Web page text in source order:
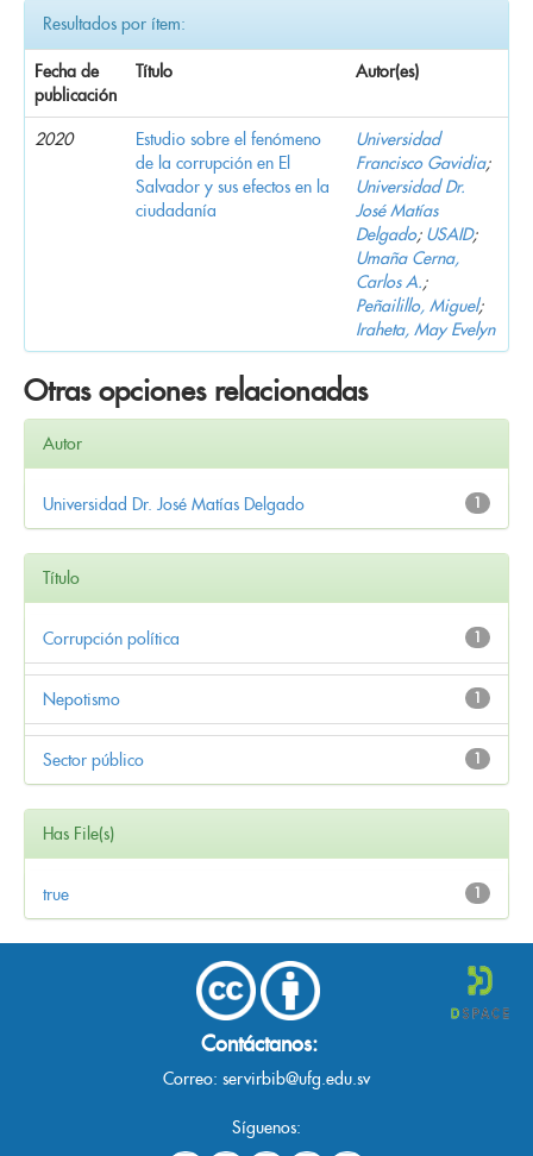
Resultados por ítem:
Fecha de
publicación
Título Autor(es)
2020
Estudio sobre el fenómeno
de la corrupción en El
Salvador y sus efectos en la
ciudadanía
Universidad
Francisco Gavidia;
Universidad Dr.
José Matías
Delgado; USAID;
Umaña Cerna,
Carlos A.;
Peñailillo, Miguel;
Iraheta, May Evelyn
Otras opciones relacionadas
Autor
1
Universidad Dr. José Matías Delgado
Título
1
Corrupción política
1
Nepotismo
1
Sector público
Has File(s)
1
true
Contáctanos:
Correo: servirbib@ufg.edu.sv
Síguenos: